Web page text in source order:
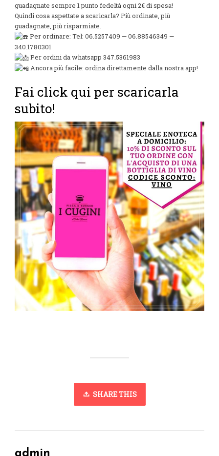
guadagnate sempre 1 punto fedeltà ogni 2€ di spesa!
Quindi cosa aspettate a scaricarla? Più ordinate, più
guadagnate, più risparmiate.
Per ordinare: Tel: 06.5257409 — 06.88546349 —
340.1780301
Per ordini da whatsapp 347.5361983
Ancora più facile: ordina direttamente dalla nostra app!
Fai click qui per scaricarla
subito!
SHARE THIS
admin